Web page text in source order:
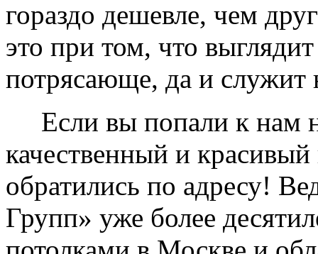
гораздо дешевле, чем
это при том, что
потрясающе, да и служит
Если вы попали к нам
качественный и
обратились по адресу!
Групп» уже более